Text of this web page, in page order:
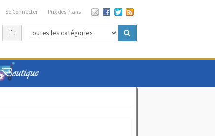
Se Connecter Prix des Plans